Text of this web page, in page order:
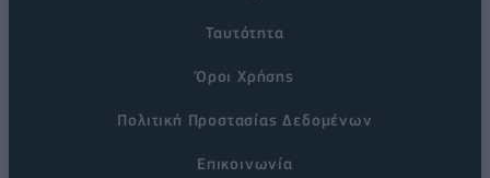
Ταυτότητα
Όροι Χρήσης
Πολιτική Προστασίας Δεδομένων
Επικοινωνία